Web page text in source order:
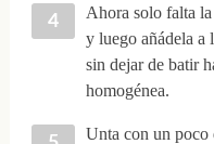
Ahora solo falta
y luego añádela a
sin dejar de batir
homogénea.
Unta con un poco